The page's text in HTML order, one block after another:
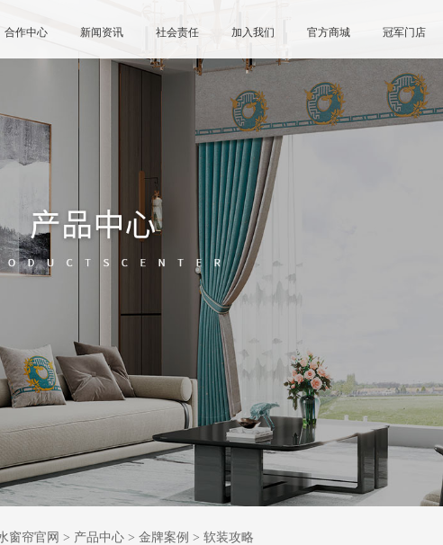
合作中心 新闻资讯 社会责任 加入我们 官方商城 冠军门店
窗帘官网 > 产品中心 > 金牌案例 > 软装攻略